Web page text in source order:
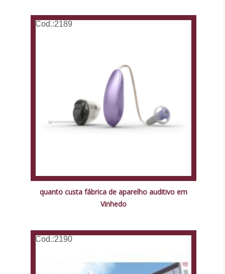
Cod.:2189
quanto custa fábrica de aparelho auditivo em
Vinhedo
Cod.:2190